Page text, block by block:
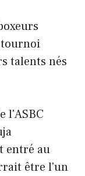
talents nés
l'ASBC
entré au
être l'un